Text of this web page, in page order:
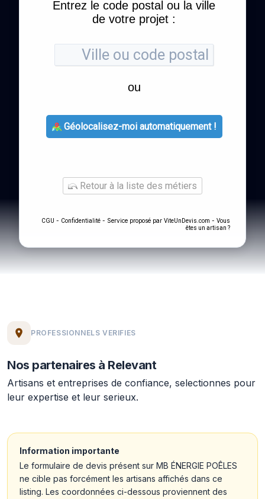
Entrez le code postal ou la ville
de votre projet :
ou
Géolocalisez-moi automatiquement !
Retour à la liste des métiers
CGU - Confidentialité - Service proposé par ViteUnDevis.com - Vous
êtes un artisan ?
PROFESSIONNELS VERIFIES
Nos partenaires à Relevant
Artisans et entreprises de confiance, selectionnes pour
leur expertise et leur serieux.
Information importante
Le formulaire de devis présent sur MB ÉNERGIE POÊLES
ne cible pas forcément les artisans affichés dans ce
listing. Les coordonnées ci-dessous proviennent des